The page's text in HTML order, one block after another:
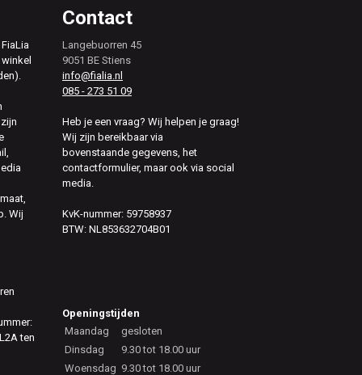
Wij
ten
Contact
Langebuorren 45
9051 BE Stiens
info@fialia.nl
085 - 273 51 09
Heb je een vraag? Wij helpen je graag!
Wij zijn bereikbaar via
bovenstaande gegevens, het
contactformulier, maar ook via social
media.
KvK-nummer: 59758937
BTW: NL853632704B01
Openingstijden
Maandag
gesloten
Dinsdag
9.30 tot 18.00 uur
Woensdag 9.30 tot 18.00 uur